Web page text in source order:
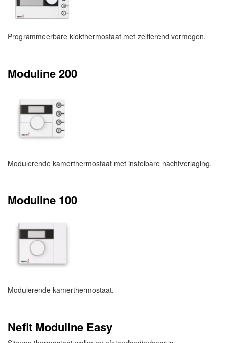
Programmeerbare klokthermostaat met zelflerend vermogen.
Moduline 200
Modulerende kamerthermostaat met instelbare nachtverlaging.
Moduline 100
Modulerende kamerthermostaat.
Nefit Moduline Easy